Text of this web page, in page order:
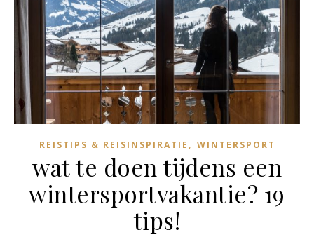
REISTIPS & REISINSPIRATIE , WINTERSPORT
wat te doen tijdens een
wintersportvakantie? 19
tips!